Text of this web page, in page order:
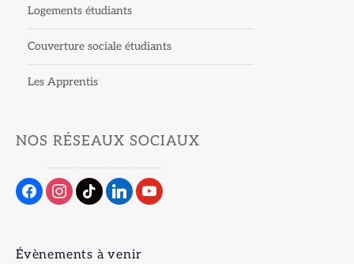
Logements étudiants
Couverture sociale étudiants
Les Apprentis
NOS RÉSEAUX SOCIAUX
Évènements à venir